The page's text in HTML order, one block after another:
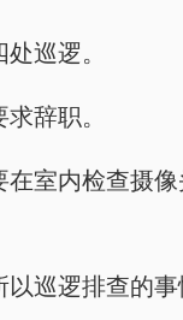
巡逻。
辞职。
室内检查摄
巡逻排查的